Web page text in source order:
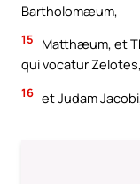
Bartholomæum,
15
Matthæum, et
qui vocatur Zelotes,
16 et Judam